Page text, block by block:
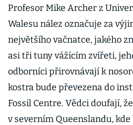
Profesor Mike Archer z
Walesu nález označuje za
největšího vačnatce, jakého
asi tři tuny vážícím zvířeti,
odborníci přirovnávají k
kostra bude převezena do
Fossil Centre. Vědci doufají,
v severním Queenslandu,